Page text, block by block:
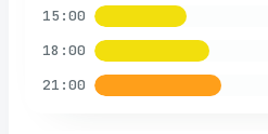
15:00
18:00
21:00